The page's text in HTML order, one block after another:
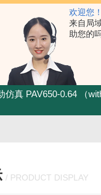
欢迎您！
来自局
助您的
仿真 PAV650-0.64 （with LAN
/ PRODUCT DISPLAY